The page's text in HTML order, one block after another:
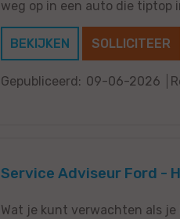
weg op in een auto die tiptop
BEKIJKEN SOLLICITEER
Gepubliceerd: 09-06-2026
Service Adviseur Ford -
Wat je kunt verwachten als je